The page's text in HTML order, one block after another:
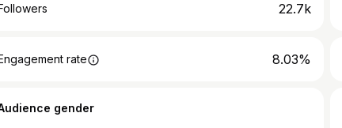
22.7k
rate 8.03%
gender